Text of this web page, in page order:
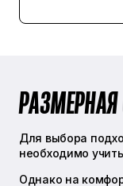
Shimano CN-
56 - 170 мм, 58 -
TRP HD-T910D
Threaded, BSA
РАЗМЕРНАЯ
Для выбора
необходимо
Однако на